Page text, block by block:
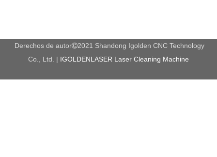
Derechos de autor2021 Shandong Igolden CNC Technology
Co., Ltd. | IGOLDENLASER Laser Cleaning Machine